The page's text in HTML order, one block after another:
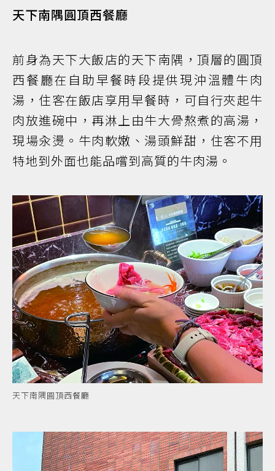
天下南隅圓頂西餐廳
前身為天下大飯店的天下南隅，頂層的圓頂
西餐廳在自助早餐時段提供現沖溫體牛肉
湯，住客在飯店享用早餐時，可自行夾起牛
肉放進碗中，再淋上由牛大骨熬煮的高湯，
現場汆燙。牛肉軟嫩、湯頭鮮甜，住客不用
特地到外面也能品嚐到高質的牛肉湯。
天下南隅圓頂西餐廳